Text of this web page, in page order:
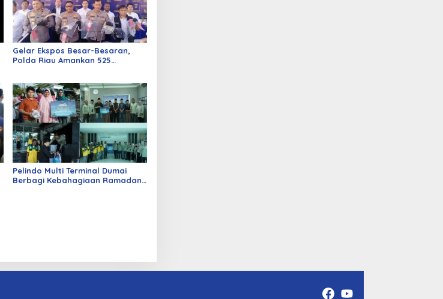
Gelar Ekspos Besar-Besaran,
Polda Riau Amankan 525
Pelindo Multi Terminal Dumai
Berbagi Kebahagiaan Ramadan